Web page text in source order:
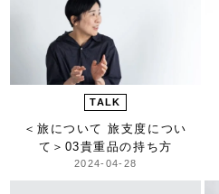
TALK
＜旅について 旅支度につい
て＞ 03貴重品の持ち方
2024-04-28